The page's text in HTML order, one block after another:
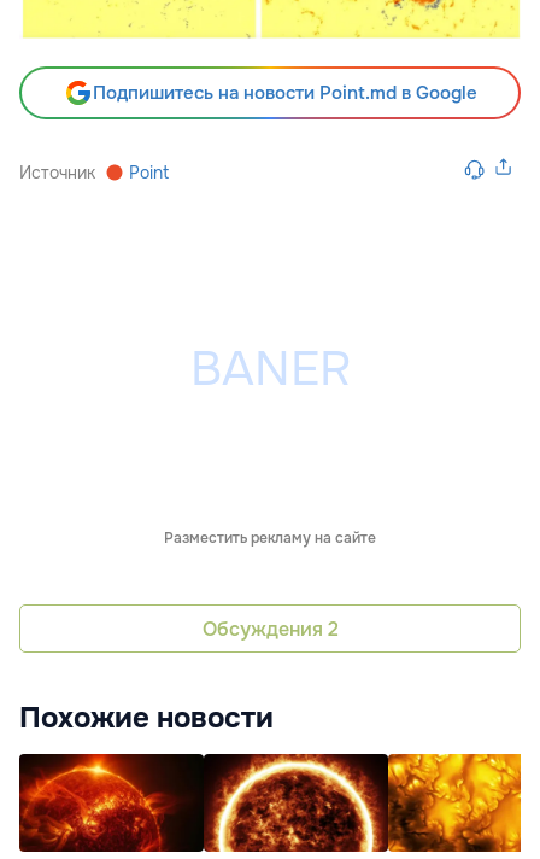
Подпишитесь на новости Point.md в Google
Источник Point
Разместить рекламу на сайте
Обсуждения 2
Похожие новости